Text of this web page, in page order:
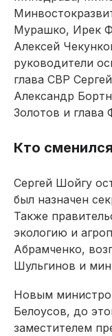
Мурашко, Ирек
Алексей
руководители
глава СВР
Александр
Золотов и
Кто сменился
Сергей Шойгу
был назначен
Также
экологию и
Абрамченко,
Шульгинов и
Новым
Белоусов, до
заместителем